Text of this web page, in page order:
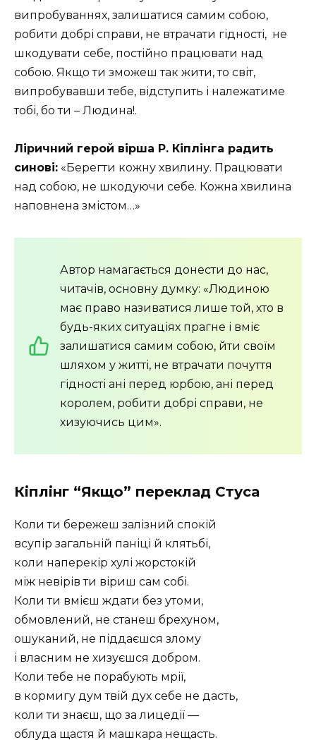
випробуваннях, залишатися самим собою,
робити добрі справи, не втрачати гідності, не
шкодувати себе, постійно працювати над
собою. Якщо ти зможеш так жити, то світ,
випробувавши тебе, відступить і належатиме
тобі, бо ти – Людина!.
Ліричний герой вірша Р. Кіплінга радить
синові: «Берегти кожну хвилину. Працювати
над собою, не шкодуючи себе. Кожна хвилина
наповнена змістом…»
Автор намагається донести до нас,
читачів, основну думку: «Людиною
має право називатися лише той, хто в
будь-яких ситуаціях прагне і вміє
залишатися самим собою, йти своїм
шляхом у житті, не втрачати почуття
гідності ані перед юрбою, ані перед
королем, робити добрі справи, не
хизуючись цим».
Кіплінг “Якщо” переклад Стуса
Коли ти бережеш залізний спокій
всупір загальній паніці й клятьбі,
коли наперекір хулі жорстокій
між невірів ти віриш сам собі.
Коли ти вмієш ждати без утоми,
обмовлений, не станеш брехуном,
ошуканий, не піддаєшся злому
і власним не хизуєшся добром.
Коли тебе не порабують мрії,
в кормигу дум твій дух себе не дасть,
коли ти знаєш, що за лицедії —
облуда щастя й машкара нещасть.